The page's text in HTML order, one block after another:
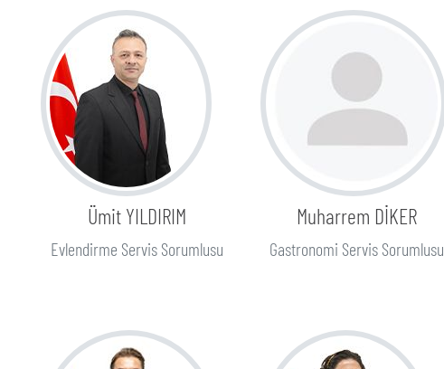
Ümit YILDIRIM
Evlendirme Servis Sorumlusu
Muharrem DİKER
Gastronomi Servis Sorumlusu